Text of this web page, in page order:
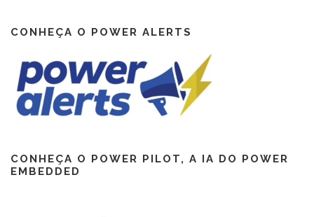
CONHEÇA O POWER ALERTS
CONHEÇA O POWER PILOT, A IA DO POWER
EMBEDDED